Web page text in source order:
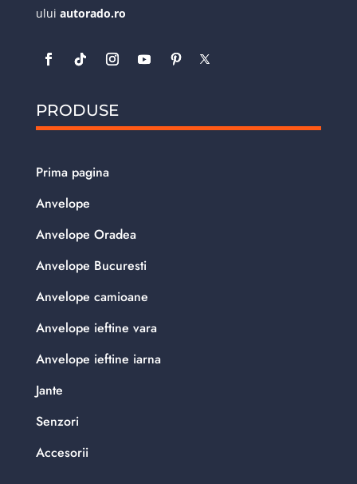
ului autorado.ro
PRODUSE
Prima pagina
Anvelope
Anvelope Oradea
Anvelope Bucuresti
Anvelope camioane
Anvelope ieftine vara
Anvelope ieftine iarna
Jante
Senzori
Accesorii